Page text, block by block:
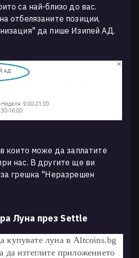
са най-близо до вас.
отбелязаните позиции,
да пише Изипей АД.
които може да заплатите
нас. В другите ще ви
грешка "Неразрешен
Луна през Settle
купувате луна в Altcoins.bg
да изтеглите приложението